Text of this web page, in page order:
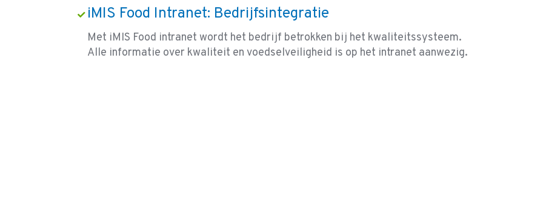
iMIS Food Intranet: Bedrijfsintegratie
Met iMIS Food intranet wordt het bedrijf betrokken bij het kwaliteitssysteem.
Alle informatie over kwaliteit en voedselveiligheid is op het intranet aanwezig.